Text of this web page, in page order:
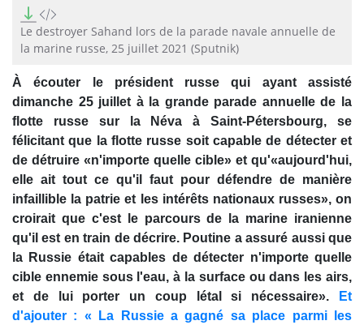
seconds
of
seconds
Le destroyer Sahand lors de la parade navale annuelle de
la marine russe, 25 juillet 2021 (Sputnik)
À écouter le président russe qui ayant assisté
dimanche 25 juillet à la grande parade annuelle de la
flotte russe sur la Néva à Saint-Pétersbourg, se
félicitant que la flotte russe soit capable de détecter et
de détruire «n'importe quelle cible» et qu'«aujourd'hui,
elle ait tout ce qu'il faut pour défendre de manière
infaillible la patrie et les intérêts nationaux russes», on
croirait que c'est le parcours de la marine iranienne
qu'il est en train de décrire. Poutine a assuré aussi que
la Russie était capables de détecter n'importe quelle
cible ennemie sous l'eau, à la surface ou dans les airs,
et de lui porter un coup létal si nécessaire». Et
d'ajouter : « La Russie a gagné sa place parmi les